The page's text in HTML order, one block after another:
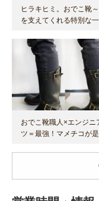
ヒラキヒミ。おでこ靴
を支えてくれる特別な
おでこ靴職人×エンジニ
ツ＝最強！マメチコが